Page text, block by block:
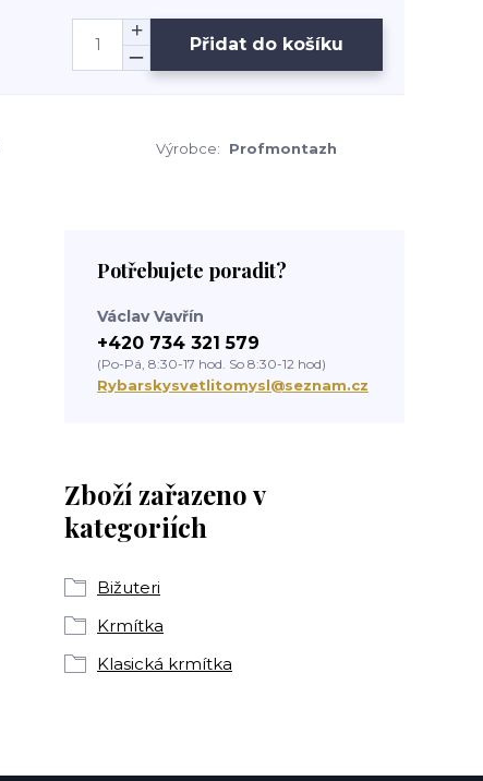
Přidat do košíku
Výrobce: Profmontazh
Zboží zařazeno v
kategoriích
Bižuteri
Krmítka
Klasická krmítka
Potřebujete poradit?
Václav Vavřín
+420 734 321 579
(Po-Pá, 8:30-17 hod. So 8:30-12 hod)
Rybarskysvetlitomysl@seznam.cz